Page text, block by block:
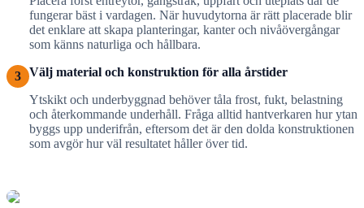
fungerar bäst i vardagen. När huvudytorna är rätt placerade blir
det enklare att skapa planteringar, kanter och nivåövergångar
som känns naturliga och hållbara.
3 Välj material och konstruktion för alla årstider
Ytskikt och underbyggnad behöver tåla frost, fukt, belastning
och återkommande underhåll. Fråga alltid hantverkaren hur ytan
byggs upp underifrån, eftersom det är den dolda konstruktionen
som avgör hur väl resultatet håller över tid.